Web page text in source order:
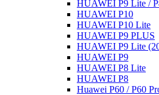
HUAWEI P9 Lite /
HUAWEI P10
HUAWEI P10 Lite
HUAWEI P9 PLUS
HUAWEI P9 Lite
HUAWEI P9
HUAWEI P8 Lite
HUAWEI P8
Huawei P60 / P60